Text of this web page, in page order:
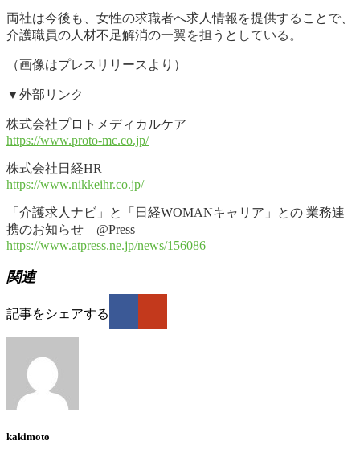
両社は今後も、女性の求職者へ求人情報を提供することで、
介護職員の人材不足解消の一翼を担うとしている。
（画像はプレスリリースより）
▼外部リンク
株式会社プロトメディカルケア
https://www.proto-mc.co.jp/
株式会社日経HR
https://www.nikkeihr.co.jp/
「介護求人ナビ」と「日経WOMANキャリア」との 業務連
携のお知らせ – @Press
https://www.atpress.ne.jp/news/156086
関連
記事をシェアする
kakimoto